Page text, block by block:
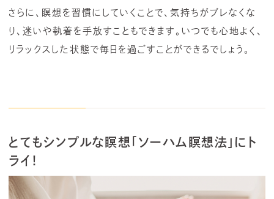
さらに、瞑想を習慣にしていくことで、気持ちがブレなくな
り、迷いや執着を手放すこともできます。いつでも心地よく、
リラックスした状態で毎日を過ごすことができるでしょう。
とてもシンプルな瞑想「ソーハム瞑想法」にト
ライ！